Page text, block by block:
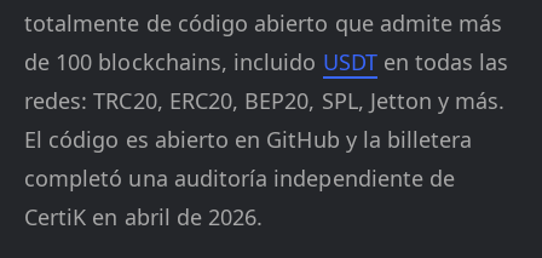
totalmente de código abierto que admite más
de 100 blockchains, incluido USDTen todas las
redes: TRC20, ERC20, BEP20, SPL, Jetton y más.
El código es abierto en GitHub y la billetera
completó una auditoría independiente de
CertiK en abril de 2026.